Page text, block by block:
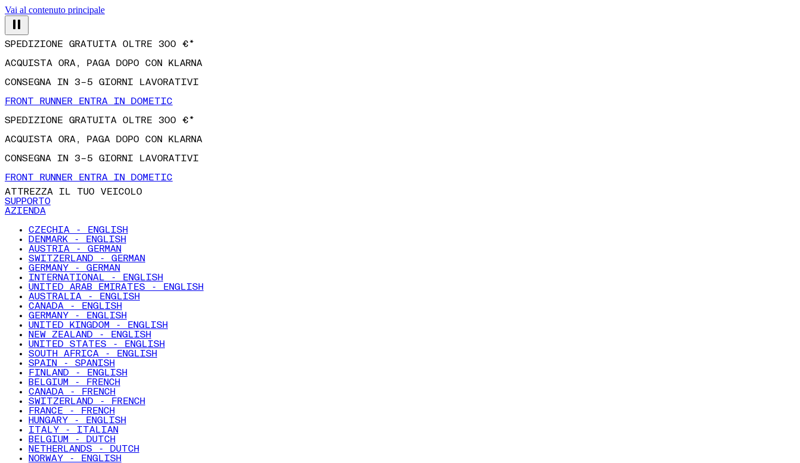
Vai al contenuto principale
SPEDIZIONE GRATUITA OLTRE 300 €*
ACQUISTA ORA, PAGA DOPO CON KLARNA
CONSEGNA IN 3–5 GIORNI LAVORATIVI
FRONT RUNNER ENTRA IN DOMETIC
SPEDIZIONE GRATUITA OLTRE 300 €*
ACQUISTA ORA, PAGA DOPO CON KLARNA
CONSEGNA IN 3–5 GIORNI LAVORATIVI
FRONT RUNNER ENTRA IN DOMETIC
ATTREZZA IL TUO VEICOLO
SUPPORTO
AZIENDA
CZECHIA - ENGLISH
DENMARK - ENGLISH
AUSTRIA - GERMAN
SWITZERLAND - GERMAN
GERMANY - GERMAN
INTERNATIONAL - ENGLISH
UNITED ARAB EMIRATES - ENGLISH
AUSTRALIA - ENGLISH
CANADA - ENGLISH
GERMANY - ENGLISH
UNITED KINGDOM - ENGLISH
NEW ZEALAND - ENGLISH
UNITED STATES - ENGLISH
SOUTH AFRICA - ENGLISH
SPAIN - SPANISH
FINLAND - ENGLISH
BELGIUM - FRENCH
CANADA - FRENCH
SWITZERLAND - FRENCH
FRANCE - FRENCH
HUNGARY - ENGLISH
ITALY - ITALIAN
BELGIUM - DUTCH
NETHERLANDS - DUTCH
NORWAY - ENGLISH